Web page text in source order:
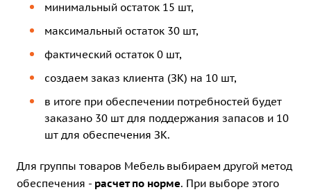
минимальный остаток 15 шт,
максимальный остаток 30 шт,
фактический остаток 0 шт,
создаем заказ клиента (ЗК) на 10 шт,
в итоге при обеспечении потребностей будет
заказано 30 шт для поддержания запасов и 10
шт для обеспечения ЗК.
Для группы товаров Мебель выбираем другой метод
обеспечения - расчет по норме. При выборе этого